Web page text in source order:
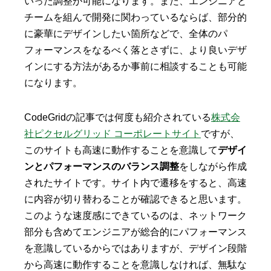
チームを組んで開発に関わっているならば、部分的
に豪華にデザインしたい箇所などで、全体のパ
フォーマンスをなるべく落とさずに、より良いデザ
インにする方法があるか事前に相談することも可能
になります。
CodeGridの記事では何度も紹介されている株式会
社ピクセルグリッド コーポレートサイト ですが、
このサイトも高速に動作することを意識してデザイ
ンとパフォーマンスのバランス調整をしながら作成
されたサイトです。サイト内で遷移をすると、高速
に内容が切り替わることが確認できると思います。
このような速度感にできているのは、ネットワーク
部分も含めてエンジニアが総合的にパフォーマンス
を意識しているからではありますが、デザイン段階
から高速に動作することを意識しなければ、無駄な